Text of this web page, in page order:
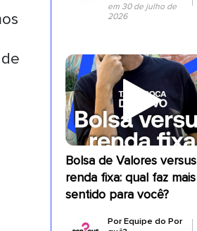
em 30 de julho de
2026
Bolsa de Valores versus
renda fixa: qual faz mais
sentido para você?
PorEquipe do Por